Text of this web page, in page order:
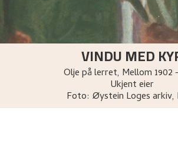
VINDU MED
Olje på lerret, Mellom 1902
Ukjent eier
Foto: Øystein Loges arkiv,